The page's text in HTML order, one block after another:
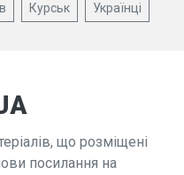
Курськ Українці
що розміщені
посилання на